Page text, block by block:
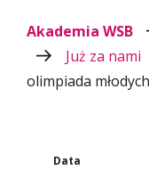
Akademia WSB
Już za nami
olimpiada
Data